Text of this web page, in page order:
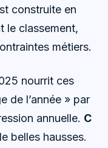
construite en
le classement,
métiers.
nourrit ces
de l’année » par
annuelle. C
belles hausses.